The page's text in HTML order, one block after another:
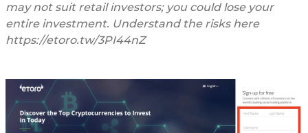
may not suit retail investors; you could lose your
entire investment. Understand the risks here
https://etoro.tw/3PI44nZ